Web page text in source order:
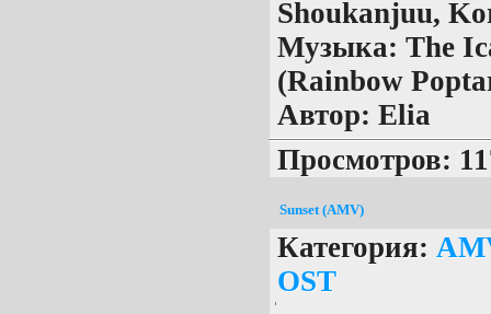
Shoukanjuu,
Музыка: The
(Rainbow
Автор: Elia
Просмотров:
Sunset (AMV)
Категория:
OST